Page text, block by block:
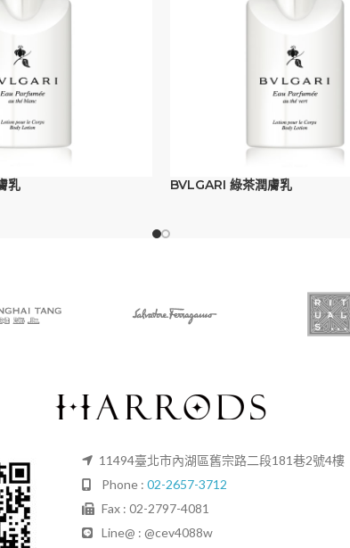
乳 BVLGARI 綠茶潤膚乳
11494臺北市內湖區舊宗路二段181巷2號4樓
Phone : 02-2657-3712
Fax : 02-2797-4081
Line@ : @cev4088w